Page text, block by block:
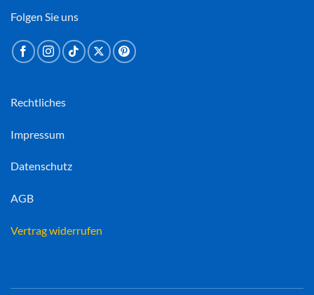
Rechtliches
Impressum
Datenschutz
AGB
Vertrag widerrufen
Folgen Sie uns